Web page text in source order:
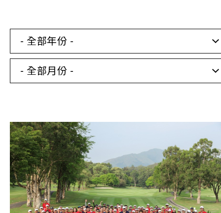
關於本會
聯絡我們
- 全部年份 -
- 全部月份 -